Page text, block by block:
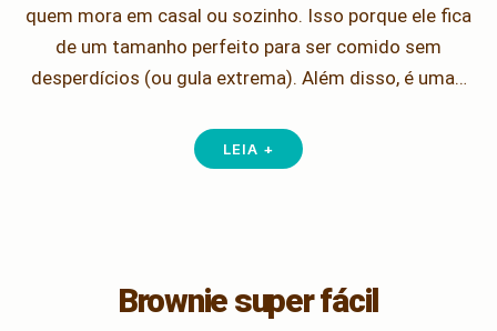
quem mora em casal ou sozinho. Isso porque ele fica
de um tamanho perfeito para ser comido sem
desperdícios (ou gula extrema). Além disso, é uma…
LEIA +
Brownie super fácil